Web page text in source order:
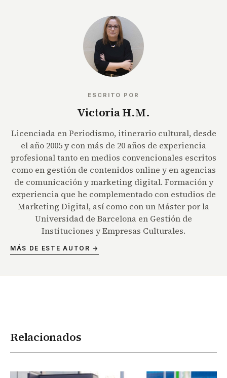
ESCRITO POR
Victoria H.M.
Licenciada en Periodismo, itinerario cultural, desde
el año 2005 y con más de 20 años de experiencia
profesional tanto en medios convencionales escritos
como en gestión de contenidos online y en agencias
de comunicación y marketing digital. Formación y
experiencia que he complementado con estudios de
Marketing Digital, así como con un Máster por la
Universidad de Barcelona en Gestión de
Instituciones y Empresas Culturales.
MÁS DE ESTE AUTOR →
Relacionados